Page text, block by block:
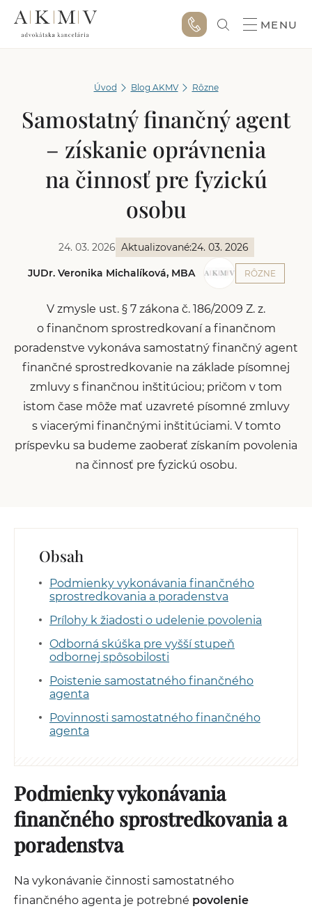
MENU
Úvod Blog AKMV Rôzne
Samostatný finančný agent
– získanie oprávnenia
na činnosť pre fyzickú
osobu
24. 03. 2026 Aktualizované:24. 03. 2026
JUDr. Veronika Michalíková, MBA RÔZNE
V zmysle ust. § 7 zákona č. 186/2009 Z. z.
o finančnom sprostredkovaní a finančnom
poradenstve vykonáva samostatný finančný agent
finančné sprostredkovanie na základe písomnej
zmluvy s finančnou inštitúciou; pričom v tom
istom čase môže mať uzavreté písomné zmluvy
s viacerými finančnými inštitúciami. V tomto
príspevku sa budeme zaoberať získaním povolenia
na činnosť pre fyzickú osobu.
Obsah
Podmienky vykonávania finančného
sprostredkovania a poradenstva
Prílohy k žiadosti o udelenie povolenia
Odborná skúška pre vyšší stupeň
odbornej spôsobilosti
Poistenie samostatného finančného
agenta
Povinnosti samostatného finančného
agenta
Podmienky vykonávania
finančného sprostredkovania a
poradenstva
Na vykonávanie činnosti samostatného
finančného agenta je potrebné povolenie